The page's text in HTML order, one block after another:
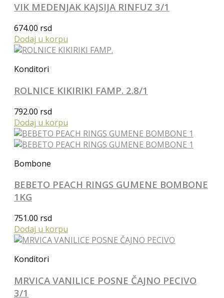
VIK MEDENJAK KAJSIJA RINFUZ 3/1
674.00 rsd
Dodaj u korpu
Konditori
ROLNICE KIKIRIKI FAMP. 2.8/1
792.00 rsd
Dodaj u korpu
Bombone
BEBETO PEACH RINGS GUMENE BOMBONE
1KG
751.00 rsd
Dodaj u korpu
Konditori
MRVICA VANILICE POSNE ČAJNO PECIVO
3/1